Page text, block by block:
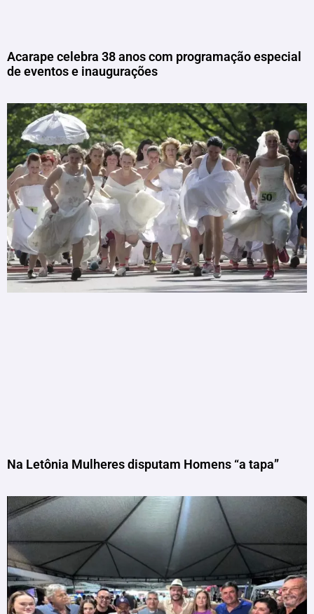
Acarape celebra 38 anos com programação especial
de eventos e inaugurações
Na Letônia Mulheres disputam Homens “a tapa”